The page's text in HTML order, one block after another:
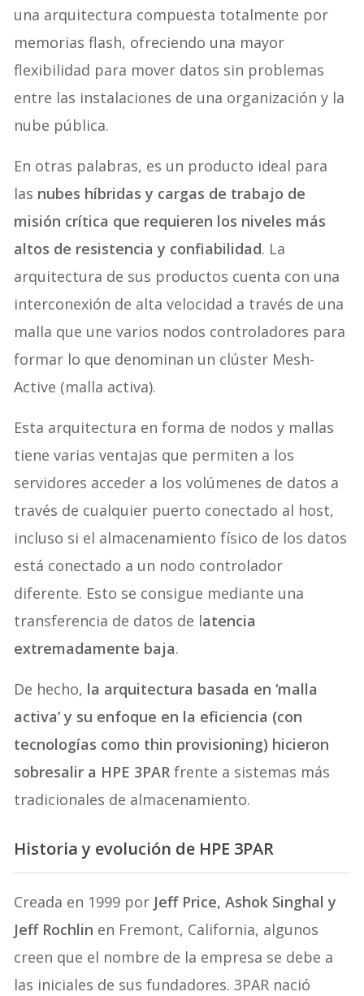
una arquitectura compuesta totalmente por
memorias flash, ofreciendo una mayor
flexibilidad para mover datos sin problemas
entre las instalaciones de una organización y la
nube pública.
En otras palabras, es un producto ideal para
las nubes híbridas y cargas de trabajo de
misión crítica que requieren los niveles más
altos de resistencia y confiabilidad. La
arquitectura de sus productos cuenta con una
interconexión de alta velocidad a través de una
malla que une varios nodos controladores para
formar lo que denominan un clúster Mesh-
Active (malla activa).
Esta arquitectura en forma de nodos y mallas
tiene varias ventajas que permiten a los
servidores acceder a los volúmenes de datos a
través de cualquier puerto conectado al host,
incluso si el almacenamiento físico de los datos
está conectado a un nodo controlador
diferente. Esto se consigue mediante una
transferencia de datos de latencia
extremadamente baja.
De hecho, la arquitectura basada en ‘malla
activa’ y su enfoque en la eficiencia (con
tecnologías como thin provisioning) hicieron
sobresalir a HPE 3PAR frente a sistemas más
tradicionales de almacenamiento.
Historia y evolución de HPE 3PAR
Creada en 1999 por Jeff Price, Ashok Singhal y
Jeff Rochlin en Fremont, California, algunos
creen que el nombre de la empresa se debe a
las iniciales de sus fundadores. 3PAR nació